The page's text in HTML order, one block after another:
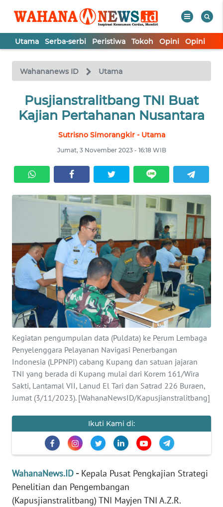
Utama Serba-serbi Peristiwa Tokoh Opini Opini
Wahananews ID Utama
Pusjianstralitbang TNI Buat
Kajian Pertahanan Nusantara
Sutrisno Simorangkir - Utama
Jumat, 3 November 2023 - 16:18 WIB
Kegiatan pengumpulan data (Puldata) ke Perum Lembaga
Penyelenggara Pelayanan Navigasi Penerbangan
Indonesia (LPPNPI) cabang Kupang dan satuan jajaran
TNI yang berada di Kupang mulai dari Korem 161/Wira
Sakti, Lantamal VII, Lanud El Tari dan Satrad 226 Buraen,
Jumat (3/11/2023). [WahanaNewsID/Kapusjianstralitbang]
Ikuti Kami di:
WahanaNews.ID -Kepala Pusat Pengkajian Strategi
Penelitian dan Pengembangan
(Kapusjianstralitbang) TNI Mayjen TNI A.Z.R.
TV
Tutup
UTAMA
PERISTIWA
TOKOH
OPINI
Informasi
INDEKS
BERITA
KONTAK
KAMI
INFO
IKLAN
PEDOMAN
MEDIA